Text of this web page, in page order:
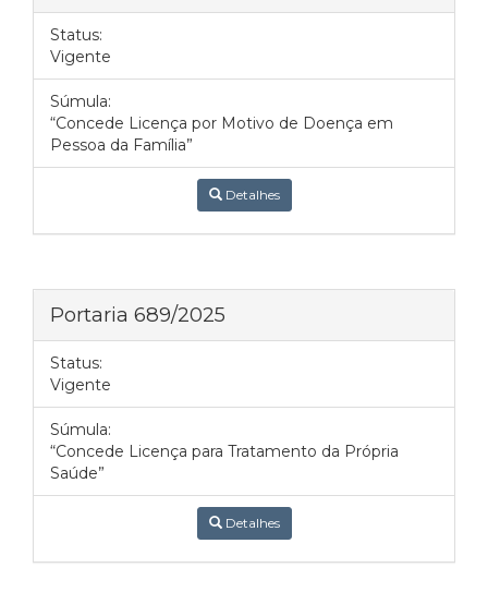
Status:
Vigente
Súmula:
“Concede Licença por Motivo de Doença em
Pessoa da Família”
Detalhes
Portaria 689/2025
Status:
Vigente
Súmula:
“Concede Licença para Tratamento da Própria
Saúde”
Detalhes